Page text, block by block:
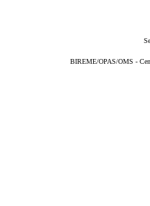
BIREME/OPAS/OMS -